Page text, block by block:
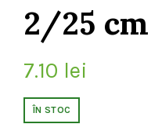
2/25 cm
7.10 lei
ÎN STOC